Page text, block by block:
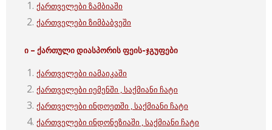
ქართველები ზამბიაში
ქართველები ზიმბაბვეში
ი – ქართულიდიასპორის ფეის-ჯგუფები
ქართველები იამაიკაში
ქართველები იემენში , საქმიანი ჩატი
ქართველები ინდოეთში , საქმიანი ჩატი
ქართველები ინდონეზიაში , საქმიანი ჩატი